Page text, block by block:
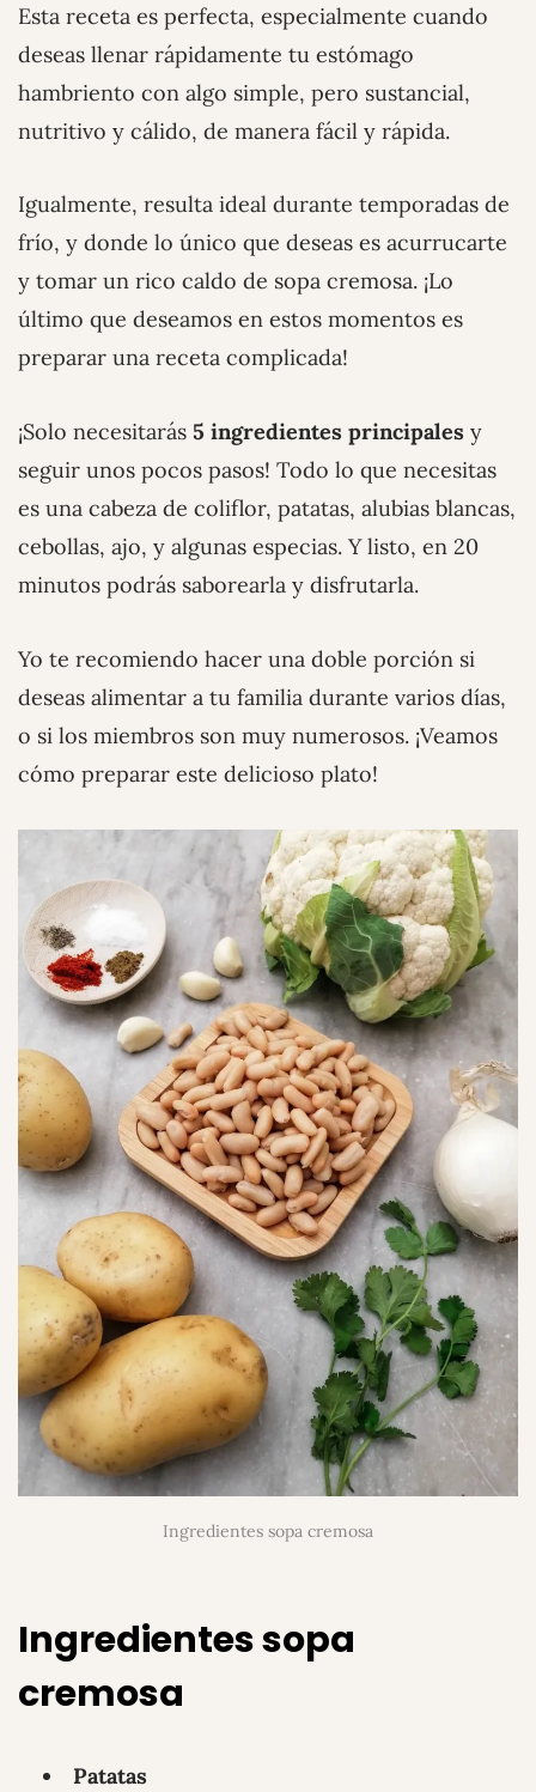
Esta receta es perfecta, especialmente cuando
deseas llenar rápidamente tu estómago
hambriento con algo simple, pero sustancial,
nutritivo y cálido, de manera fácil y rápida.
Igualmente, resulta ideal durante temporadas de
frío, y donde lo único que deseas es acurrucarte
y tomar un rico caldo de sopa cremosa. ¡Lo
último que deseamos en estos momentos es
preparar una receta complicada!
¡Solo necesitarás 5 ingredientes principales y
seguir unos pocos pasos! Todo lo que necesitas
es una cabeza de coliflor, patatas, alubias blancas,
cebollas, ajo, y algunas especias. Y listo, en 20
minutos podrás saborearla y disfrutarla.
Yo te recomiendo hacer una doble porción si
deseas alimentar a tu familia durante varios días,
o si los miembros son muy numerosos. ¡Veamos
cómo preparar este delicioso plato!
Ingredientes sopa cremosa
Ingredientessopa
cremosa
Patatas